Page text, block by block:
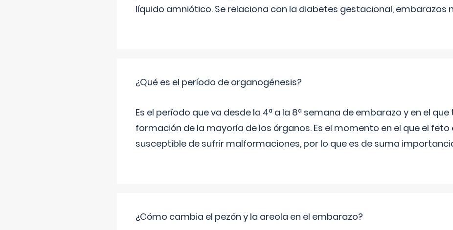
líquido amniótico. Se relaciona con la diabetes gestacional, embarazos
¿Qué es el período de organogénesis?
Es el período que va desde la 4ª a la 8ª semana de embarazo y en el
formación de la mayoría de los órganos. Es el momento en el que el feto
susceptible de sufrir malformaciones, por lo que es de suma
¿Cómo cambia el pezón y la areola en el embarazo?